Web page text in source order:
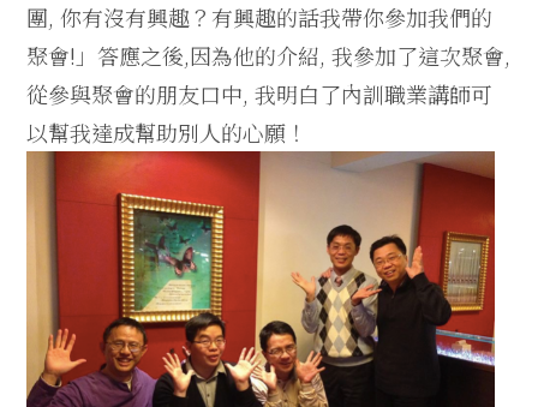
團, 你有沒有興趣？有興趣的話我帶你參加我們的
聚會!」答應之後,因為他的介紹, 我參加了這次聚會,
從參與聚會的朋友口中, 我明白了內訓職業講師可
以幫我達成幫助別人的心願！